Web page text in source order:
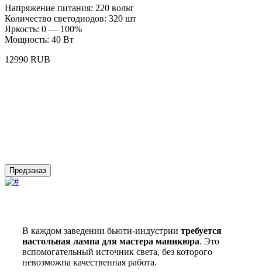
Напряжение питания: 220 вольт
Количество светодиодов: 320 шт
Яркость: 0 — 100%
Мощность: 40 Вт
12990 RUB
Предзаказ
В каждом заведении бьюти-индустрии требуется
настольная лампа для мастера маникюра. Это
вспомогательный источник света, без которого
невозможна качественная работа.